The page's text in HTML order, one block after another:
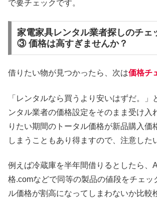
で要チェックです。
家電家具レンタル業者探しのチェ
③ 価格は高すぎませんか？
借りたい物が見つかったら、次は価格チ
「レンタルなら買うより安いはずだ。」
ンタル業者の価格設定をそのまま受け入
りたい期間のトータル価格が新品購入価
しまうこともあり得ますので、注意した
例えば冷蔵庫を半年間借りるとしたら、
格.comなどで同等の製品の値段をチェッ
ル価格が割高になってしまわないか比較